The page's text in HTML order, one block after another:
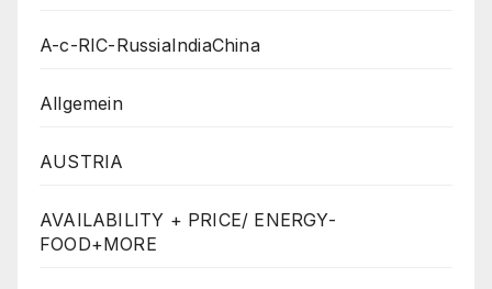
A-c-RIC-RussiaIndiaChina
Allgemein
AUSTRIA
AVAILABILITY + PRICE/ ENERGY-
FOOD+MORE